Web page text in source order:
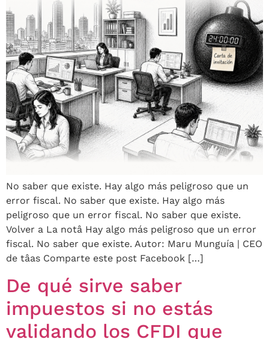
No saber que existe. Hay algo más peligroso que un
error fiscal. No saber que existe. Hay algo más
peligroso que un error fiscal. No saber que existe.
Volver a La notâ Hay algo más peligroso que un error
fiscal. No saber que existe. Autor: Maru Munguía | CEO
de tâas Comparte este post Facebook […]
De qué sirve saber
impuestos si no estás
validando los CFDI que